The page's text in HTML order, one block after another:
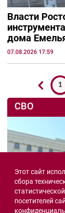
Власти
дома
07.08.2026 17:59
1
СВО
Этот сайт
сбора
посетителей